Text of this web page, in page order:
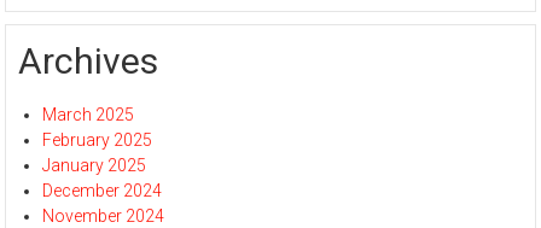
Archives
March 2025
February 2025
January 2025
December 2024
November 2024